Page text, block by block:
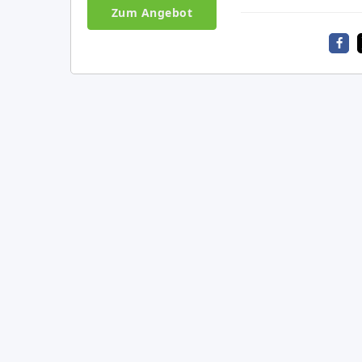
Zum Angebot